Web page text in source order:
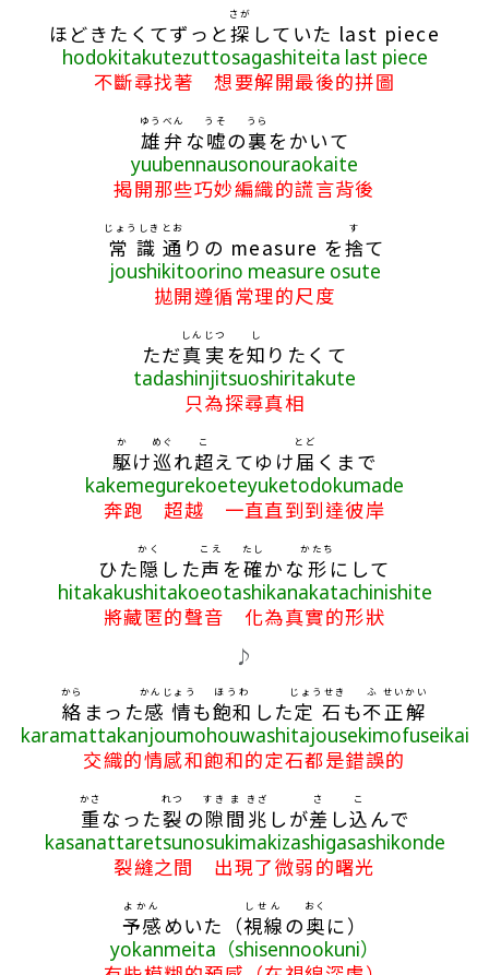
ほどきたくてずっと探
さが
していた last piece
hodokitakutezuttosagashiteita last piece
不斷尋找著 想要解開最後的拼圖
雄弁
ゆうべん
な嘘
うそ
の裏
うら
をかいて
yuubennausonouraokaite
揭開那些巧妙編織的謊言背後
常識
じょうしき
通
とお
りの measure を捨
す
て
joushikitoorino measure osute
拋開遵循常理的尺度
ただ真実
しんじつ
を知
し
りたくて
tadashinjitsuoshiritakute
只為探尋真相
駆
か
け巡
めぐ
れ超
こ
えてゆけ届
とど
くまで
kakemegurekoeteyuketodokumade
奔跑 超越 一直直到到達彼岸
ひた隠
かく
した声
こえ
を確
たし
かな 形
かたち
にして
hitakakushitakoeotashikanakatachinishite
將藏匿的聲音 化為真實的形狀
♪
絡
から
まった感情
かんじょう
も飽和
ほうわ
した定石
じょうせき
も不
ふ
正解
せいかい
karamattakanjoumohouwashitajousekimofuseikai
交織的情感和飽和的定石都是錯誤的
重
かさ
なった裂
れつ
の隙
すき
間
ま
兆
きざ
しが差
さ
し込
こ
んで
kasanattaretsunosukimakizashigasashikonde
裂縫之間 出現了微弱的曙光
予感
よかん
めいた（視線
しせん
の奥
おく
に）
yokanmeita（shisennookuni）